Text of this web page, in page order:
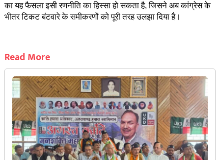
का यह फैसला इसी रणनीति का हिस्सा हो सकता है, जिसने अब कांग्रेस के
भीतर टिकट बंटवारे के समीकरणों को पूरी तरह उलझा दिया है।
Read More